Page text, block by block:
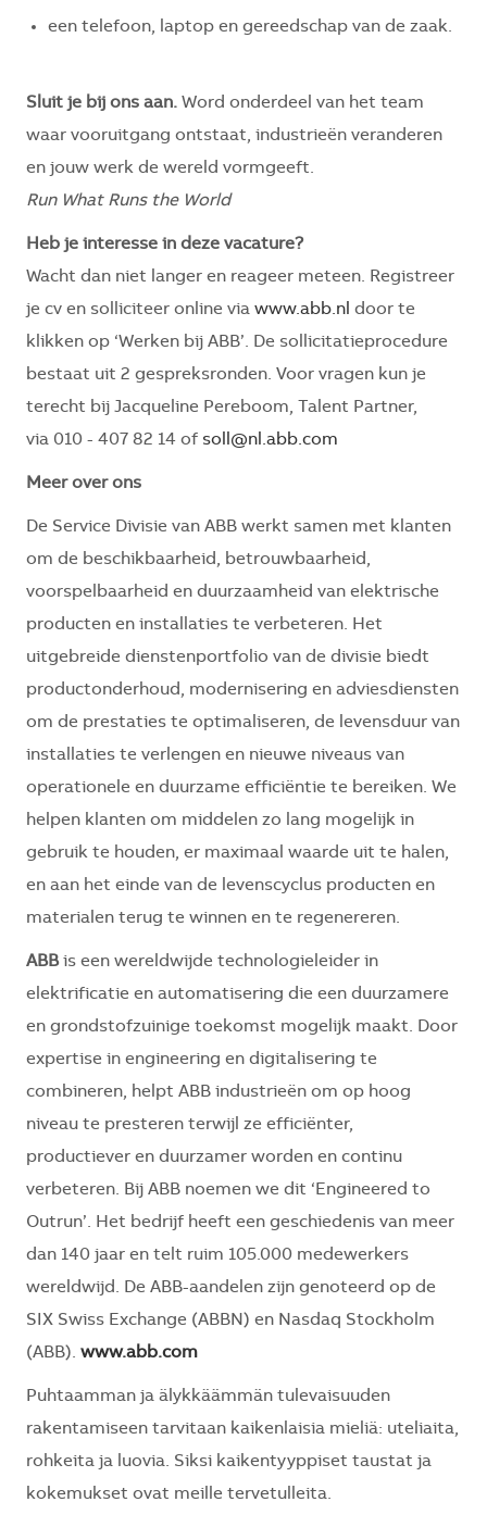
een telefoon, laptop en gereedschap van de zaak.
Sluit je bij ons aan. Word onderdeel van het team
waar vooruitgang ontstaat, industrieën veranderen
en jouw werk de wereld vormgeeft.
Run What Runs the World
Heb je interesse in deze vacature?
Wacht dan niet langer en reageer meteen. Registreer
je cv en solliciteer online via www.abb.nl door te
klikken op ‘Werken bij ABB’. De sollicitatieprocedure
bestaat uit 2 gespreksronden. Voor vragen kun je
terecht bij Jacqueline Pereboom, Talent Partner,
via 010 - 407 82 14 of soll@nl.abb.com
Meer over ons
De Service Divisie van ABB werkt samen met klanten
om de beschikbaarheid, betrouwbaarheid,
voorspelbaarheid en duurzaamheid van elektrische
producten en installaties te verbeteren. Het
uitgebreide dienstenportfolio van de divisie biedt
productonderhoud, modernisering en adviesdiensten
om de prestaties te optimaliseren, de levensduur van
installaties te verlengen en nieuwe niveaus van
operationele en duurzame efficiëntie te bereiken. We
helpen klanten om middelen zo lang mogelijk in
gebruik te houden, er maximaal waarde uit te halen,
en aan het einde van de levenscyclus producten en
materialen terug te winnen en te regenereren.
ABBis een wereldwijde technologieleider in
elektrificatie en automatisering die een duurzamere
en grondstofzuinige toekomst mogelijk maakt. Door
expertise in engineering en digitalisering te
combineren, helpt ABB industrieën om op hoog
niveau te presteren terwijl ze efficiënter,
productiever en duurzamer worden en continu
verbeteren. Bij ABB noemen we dit ‘Engineered to
Outrun’. Het bedrijf heeft een geschiedenis van meer
dan 140 jaar en telt ruim 105.000 medewerkers
wereldwijd. De ABB-aandelen zijn genoteerd op de
SIX Swiss Exchange (ABBN) en Nasdaq Stockholm
(ABB). www.abb.com
Puhtaamman ja älykkäämmän tulevaisuuden
rakentamiseen tarvitaan kaikenlaisia mieliä: uteliaita,
rohkeita ja luovia. Siksi kaikentyyppiset taustat ja
kokemukset ovat meille tervetulleita.